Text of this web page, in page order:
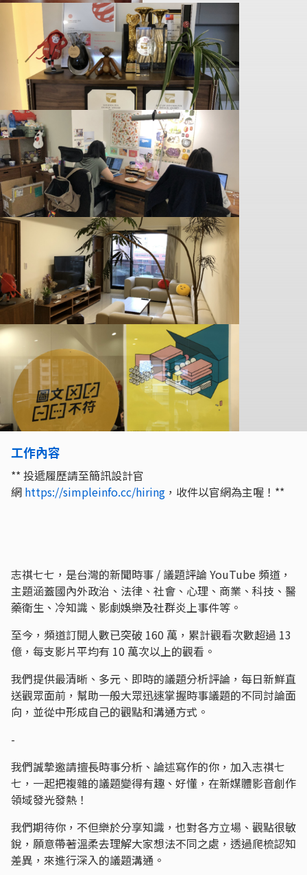
工作內容
** 投遞履歷請至簡訊設計官
網 https://simpleinfo.cc/hiring ，收件以官網為主喔！**
志祺七七，是台灣的新聞時事 / 議題評論 YouTube 頻道，
主題涵蓋國內外政治、法律、社會、心理、商業、科技、醫
藥衛生、冷知識、影劇娛樂及社群炎上事件等。
至今，頻道訂閱人數已突破 160 萬，累計觀看次數超過 13
億，每支影片平均有 10 萬次以上的觀看。
我們提供最清晰、多元、即時的議題分析評論，每日新鮮直
送觀眾面前，幫助一般大眾迅速掌握時事議題的不同討論面
向，並從中形成自己的觀點和溝通方式。
-
我們誠摯邀請擅長時事分析、論述寫作的你，加入志祺七
七，一起把複雜的議題變得有趣、好懂，在新媒體影音創作
領域發光發熱！
我們期待你，不但樂於分享知識，也對各方立場、觀點很敏
銳，願意帶著溫柔去理解大家想法不同之處，透過爬梳認知
差異，來進行深入的議題溝通。